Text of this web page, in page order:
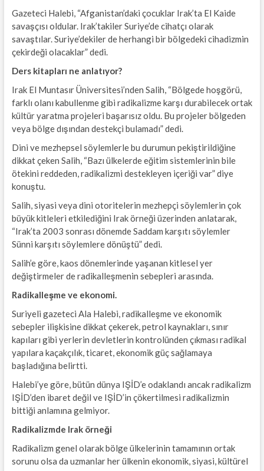
Gazeteci Halebi, “Afganistan’daki çocuklar Irak’ta El Kaide
savaşçısı oldular. Irak’takiler Suriye’de cihatçı olarak
savaştılar. Suriye’dekiler de herhangi bir bölgedeki cihadizmin
çekirdeği olacaklar” dedi.
Ders kitapları ne anlatıyor?
Irak El Muntasır Üniversitesi’nden Salih, “Bölgede hoşgörü,
farklı olanı kabullenme gibi radikalizme karşı durabilecek ortak
kültür yaratma projeleri başarısız oldu. Bu projeler bölgeden
veya bölge dışından destekçi bulamadı” dedi.
Dini ve mezhepsel söylemlerle bu durumun pekiştirildiğine
dikkat çeken Salih, “Bazı ülkelerde eğitim sistemlerinin bile
ötekini reddeden, radikalizmi destekleyen içeriği var” diye
konuştu.
Salih, siyasi veya dini otoritelerin mezhepçi söylemlerin çok
büyük kitleleri etkilediğini Irak örneği üzerinden anlatarak,
“Irak’ta 2003 sonrası dönemde Saddam karşıtı söylemler
Sünni karşıtı söylemlere dönüştü” dedi.
Salih’e göre, kaos dönemlerinde yaşanan kitlesel yer
değiştirmeler de radikalleşmenin sebepleri arasında.
Radikalleşme ve ekonomi.
Suriyeli gazeteci Ala Halebi, radikalleşme ve ekonomik
sebepler ilişkisine dikkat çekerek, petrol kaynakları, sınır
kapıları gibi yerlerin devletlerin kontrolünden çıkması radikal
yapılara kaçakçılık, ticaret, ekonomik güç sağlamaya
başladığına belirtti.
Halebi’ye göre, bütün dünya IŞİD’e odaklandı ancak radikalizm
IŞİD’den ibaret değil ve IŞİD’in çökertilmesi radikalizmin
bittiği anlamına gelmiyor.
Radikalizmde Irak örneği
Radikalizm genel olarak bölge ülkelerinin tamamının ortak
sorunu olsa da uzmanlar her ülkenin ekonomik, siyasi, kültürel